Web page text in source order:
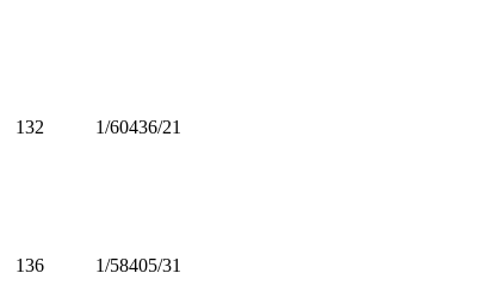
132 1/60436/21
136 1/58405/31